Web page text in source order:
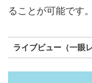
ることが可能です。
ライブビュー（一眼レ